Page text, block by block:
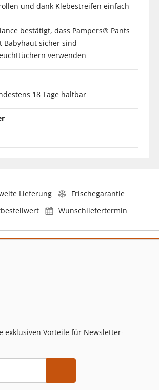
und dank Klebestreifen einfach
bestätigt, dass Pampers® Pants
Babyhaut sicher sind
verwenden
18 Tage haltbar
Lieferung
Frischegarantie
Wunschliefertermin
exklusiven Vorteile für Newsletter-